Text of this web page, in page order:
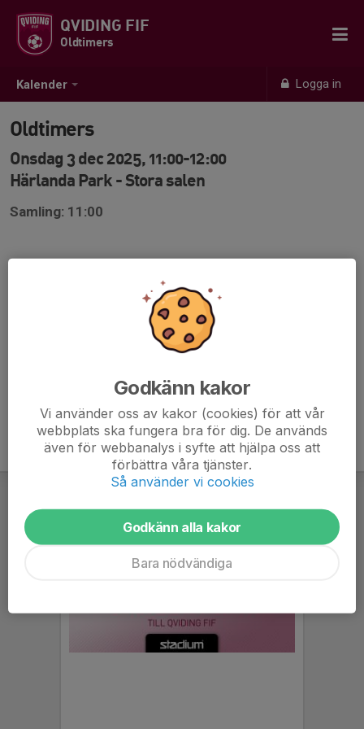
Kalender Logga in
QVIDING FIF
Oldtimers
Oldtimers
Onsdag 3 dec 2025, 11:00-12:00
Härlanda Park - Stora salen
Samling: 11:00
Godkänn kakor
Vi använder oss av kakor (cookies) för att vår
webbplats ska fungera bra för dig. De används
även för webbanalys i syfte att hjälpa oss att
förbättra våra tjänster.
Så använder vi cookies
Godkänn alla kakor
Bara nödvändiga